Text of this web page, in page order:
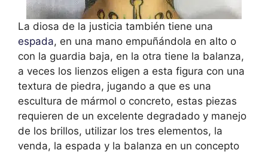
La diosa de la justicia también tiene una
espada, en una mano empuñándola en alto o
con la guardia baja, en la otra tiene la balanza,
a veces los lienzos eligen a esta figura con una
textura de piedra, jugando a que es una
escultura de mármol o concreto, estas piezas
requieren de un excelente degradado y manejo
de los brillos, utilizar los tres elementos, la
venda, la espada y la balanza en un concepto